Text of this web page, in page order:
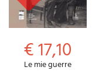
€ 17,10
Le mie guerre